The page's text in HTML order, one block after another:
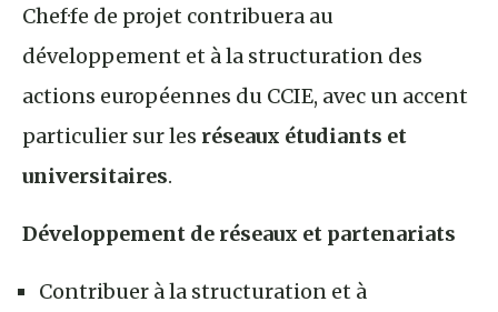
Chef·fe de projet contribuera au
développement et à la structuration des
actions européennes du CCIE, avec un accent
particulier sur les réseaux étudiants et
universitaires.
Développement de réseaux et partenariats
Contribuer à la structuration et à